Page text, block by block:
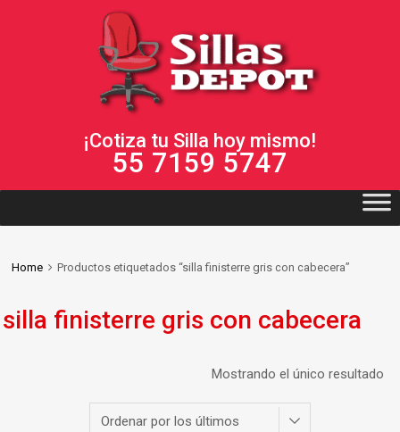
¡Cotiza tu Silla hoy mismo!
55 7159 5747
Home Productos etiquetados “silla finisterre gris con cabecera”
silla finisterre gris con cabecera
Mostrando el único resultado